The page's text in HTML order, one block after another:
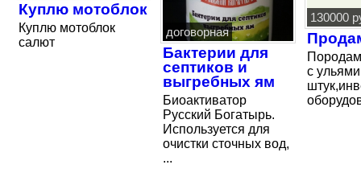
Куплю мотоблок
Куплю мотоблок
салют
договорная
Бактерии для
септиков и
выгребных ям
Биоактиватор
Русский Богатырь.
Используется для
очистки сточных вод,
...
130000
с